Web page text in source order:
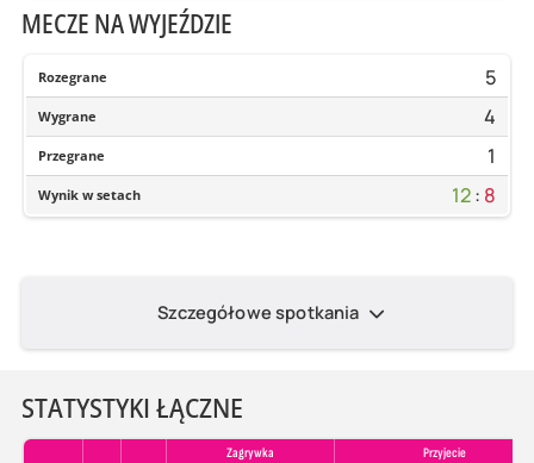
MECZE NA WYJEŹDZIE
Rozegrane 5
Wygrane 4
Przegrane 1
Wynik w setach 12: 8
Szczegółowe spotkania
STATYSTYKI ŁĄCZNE
Zagrywka Przyjecie